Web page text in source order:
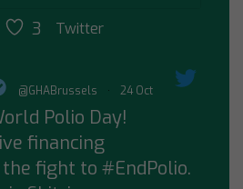
3 Twitter
@GHABrussels · 24 Oct
Polio Day!
financing
fight to #EndPolio.